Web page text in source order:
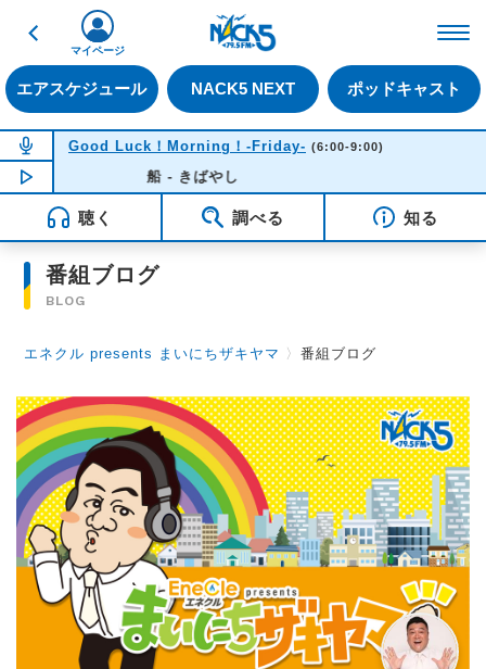
戻る
エアスケジュール NACK5 NEXT ポッドキャスト
マイページ
NOW ON AIR
Good Luck！Morning！-Friday- (6:00-9:00)
NOW PLAYING 06:33
船 - きばやし
聴く 調べる 知る
番組ブログ
BLOG
エネクル presents まいにちザキヤマ 〉番組ブログ